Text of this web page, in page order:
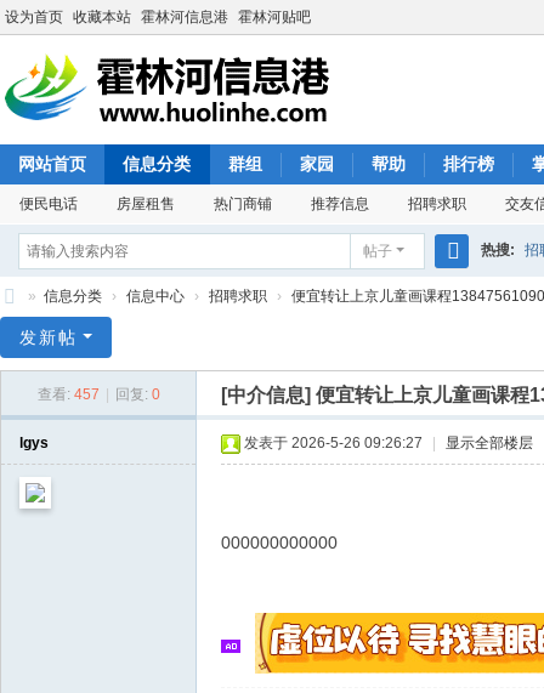
设为首页 收藏本站 霍林河信息港 霍林河贴吧
网站首页 信息分类 群组 家园 帮助 排行榜
便民电话 房屋租售 热门商铺 推荐信息 招聘求职 交友
帖子
搜
热搜: 招
林
» 信息分类 › 信息中心 › 招聘求职 › 便宜转让上京儿童画课程13847561090
发新帖
查看: 457 回复: 0 [中介信息] 便宜转让上京儿童画课程
lgys 发表于 2026-5-26 09:26:27 显示全部楼层
000000000000